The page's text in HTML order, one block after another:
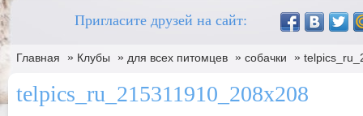
Пригласите друзей на сайт:
Главная » Клубы » для всех питомцев » собачки »
telpics_ru_215311910_208x208